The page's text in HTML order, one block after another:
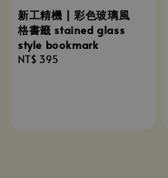
新工精機 | 彩色玻璃風
格書籤 stained glass
style bookmark
Regular
NT$ 395